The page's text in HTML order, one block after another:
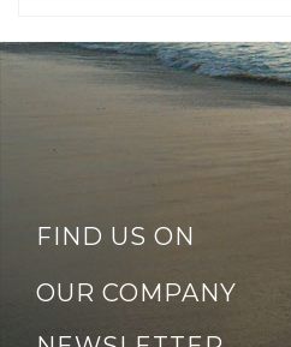
FIND US ON
OUR COMPANY